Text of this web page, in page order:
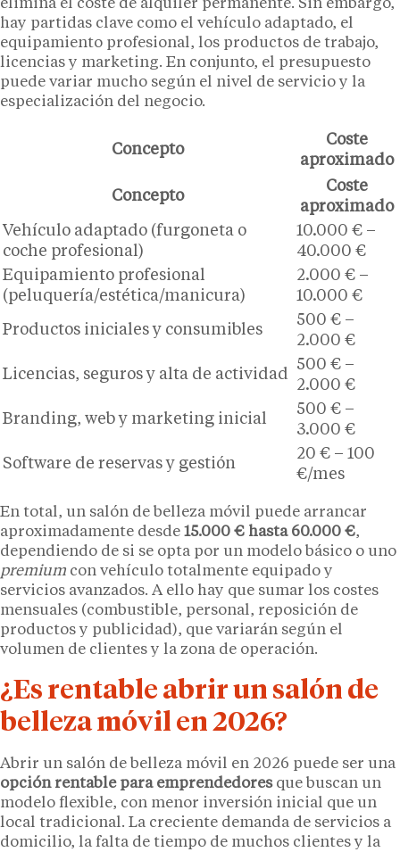
elimina el coste de alquiler permanente. Sin embargo,
hay partidas clave como el vehículo adaptado, el
equipamiento profesional, los productos de trabajo,
licencias y marketing. En conjunto, el presupuesto
puede variar mucho según el nivel de servicio y la
especialización del negocio.
Concepto
Coste
aproximado
Concepto
Coste
aproximado
Vehículo adaptado (furgoneta o
coche profesional)
10.000 € –
40.000 €
Equipamiento profesional
(peluquería/estética/manicura)
2.000 € –
10.000 €
Productos iniciales y consumibles
500 € –
2.000 €
Licencias, seguros y alta de actividad
500 € –
2.000 €
Branding, web y marketing inicial
500 € –
3.000 €
Software de reservas y gestión
20 € – 100
€/mes
En total, un salón de belleza móvil puede arrancar
aproximadamente desde 15.000 € hasta 60.000 €,
dependiendo de si se opta por un modelo básico o uno
premium con vehículo totalmente equipado y
servicios avanzados. A ello hay que sumar los costes
mensuales (combustible, personal, reposición de
productos y publicidad), que variarán según el
volumen de clientes y la zona de operación.
¿Es rentable abrir un salón de
belleza móvil en 2026?
Abrir un salón de belleza móvil en 2026 puede ser una
opción rentable para emprendedoresque buscan un
modelo flexible, con menor inversión inicial que un
local tradicional. La creciente demanda de servicios a
domicilio, la falta de tiempo de muchos clientes y la